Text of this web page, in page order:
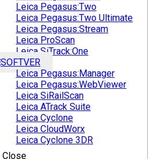
Leica Pegasus:Two
Leica Pegasus:Two Ultimate
Leica Pegasus:Stream
Leica ProScan
Leica SiTrack:One
SOFTVER
Leica Pegasus:Manager
Leica Pegasus:WebViewer
Leica SiRailScan
Leica ATrack Suite
Leica Cyclone
Leica CloudWorx
Leica Cyclone 3DR
Close